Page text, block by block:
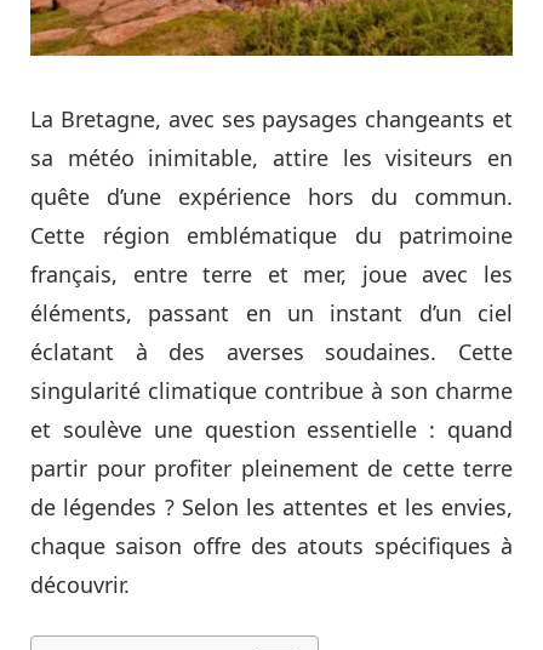
La Bretagne, avec ses paysages changeants et
sa météo inimitable, attire les visiteurs en
quête d’une expérience hors du commun.
Cette région emblématique du patrimoine
français, entre terre et mer, joue avec les
éléments, passant en un instant d’un ciel
éclatant à des averses soudaines. Cette
singularité climatique contribue à son charme
et soulève une question essentielle : quand
partir pour profiter pleinement de cette terre
de légendes ? Selon les attentes et les envies,
chaque saison offre des atouts spécifiques à
découvrir.